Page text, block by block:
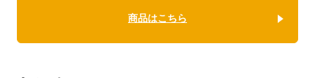
商品はこちら